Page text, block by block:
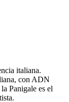
italiana.
con ADN
Panigale es el